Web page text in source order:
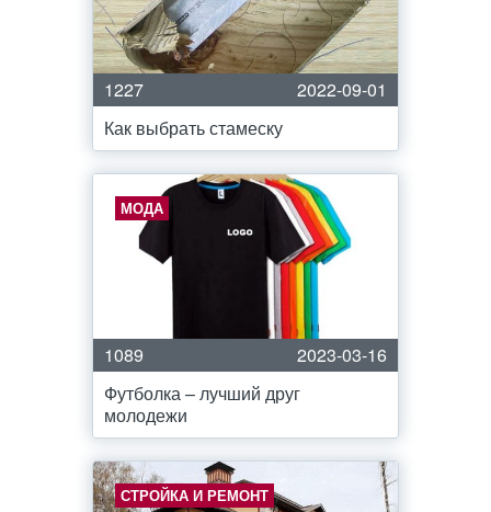
1227
2022-09-01
Как выбрать стамеску
МОДА
1089
2023-03-16
Футболка – лучший друг
молодежи
СТРОЙКА И РЕМОНТ